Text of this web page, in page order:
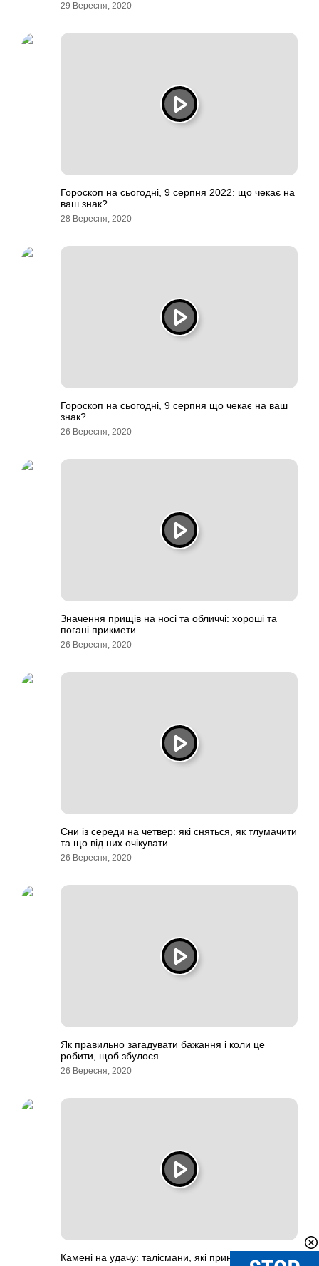
29 Вересня, 2020
Гороскоп на сьогодні, 9 серпня 2022: що чекає на
ваш знак?
28 Вересня, 2020
Гороскоп на сьогодні, 9 серпня що чекає на ваш
знак?
26 Вересня, 2020
Значення прищів на носі та обличчі: хороші та
погані прикмети
26 Вересня, 2020
Сни із середи на четвер: які сняться, як тлумачити
та що від них очікувати
26 Вересня, 2020
Як правильно загадувати бажання і коли це
робити, щоб збулося
26 Вересня, 2020
Камені на удачу: талісмани, які приносять везіння